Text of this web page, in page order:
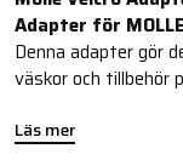
Adapter för
Denna adapter gör
väskor och tillbehör
Läs mer